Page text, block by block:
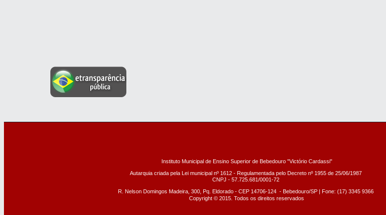
Instituto Municipal de Ensino Superior de Bebedouro "Victório Cardassi"
Autarquia criada pela Lei municipal nº 1612 - Regulamentada pelo Decreto nº 1955 de 25/06/1987
CNPJ - 57.725.681/0001-72
R. Nelson Domingos Madeira, 300, Pq. Eldorado - CEP 14706-124 - Bebedouro/SP |
Fone: (17) 3345 9366
Copyright © 2015. Todos os direitos reservados